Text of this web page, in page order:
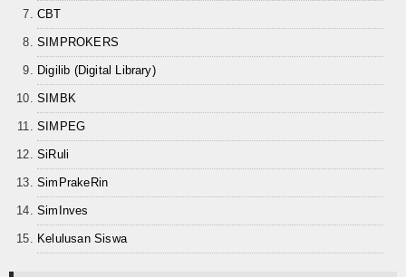
Cerita Fiksi
Novel
Cerita Pendek
Internasional
Olahraga
CBT
SIMPROKERS
Digilib (Digital Library)
SIMBK
SIMPEG
SiRuli
SimPrakeRin
SimInves
Kelulusan Siswa